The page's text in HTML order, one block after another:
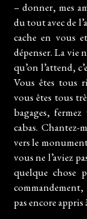
– donner, mes
du tout avec de
cache en vous
dépenser. La vie
qu’on l’attend,
Vous êtes tous
vous êtes tous
bagages,
cabas.
vers le
vous ne l’aviez
quelque chose
pas encore appris